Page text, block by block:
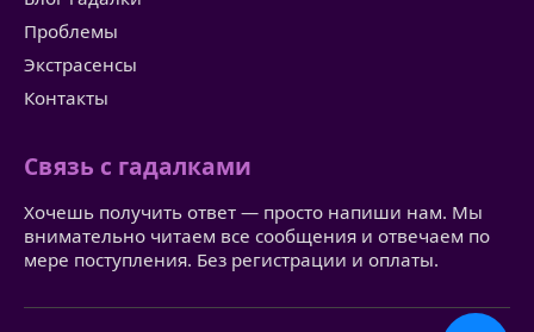
Проблемы
Экстрасенсы
Контакты
Связь с гадалками
Хочешь получить ответ — просто напиши нам. Мы
внимательно читаем все сообщения и отвечаем по
мере поступления. Без регистрации и оплаты.